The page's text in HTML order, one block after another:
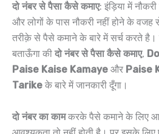
दो नंबर से पैसा कैसे कमाए: इंड़िया में
और लोगों के पास नौकरी नहीं होने के
तरीक़े से पैसे कमाने के बारे में सर्च करते
बताऊँगा की दो नंबर से पैसा कैसे कमाए,
Paise Kaise Kamaye और Paise
Tarike के बारे में जानकारी दूँगा।
दो नंबर का कामकरके पैसे कमाने के लिए